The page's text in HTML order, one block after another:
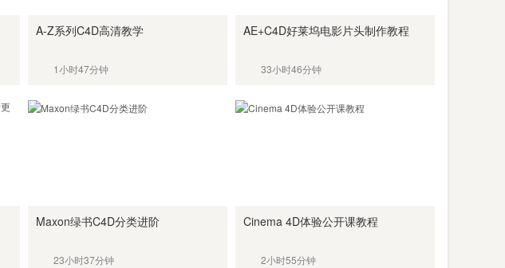
A-Z系列C4D高清教学
1小时47分钟
AE+C4D好莱坞电影片头制作教程
33小时46分钟
Maxon绿书C4D分类进阶
23小时37分钟
Cinema 4D体验公开课教程
2小时55分钟